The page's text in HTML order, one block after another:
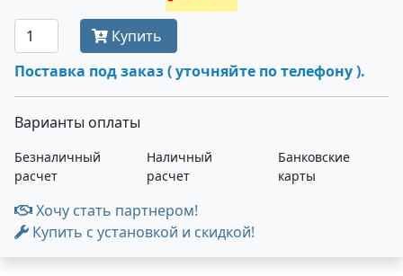
Купить
Поставка под заказ ( уточняйте по телефону ).
Варианты оплаты
Безналичный
расчет
Наличный
расчет
Банковские
карты
Хочу стать партнером!
Купить с установкой и скидкой!